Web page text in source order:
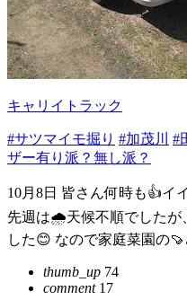
キャリイトラック
#サツマイモ掘り #加茂川 #
ザー有り派？無し派？
10月8日 皆さん何時も👍イ
先週は🌧️天候不順でした
した😊 なので家庭菜園の🍠
thumb_up 74
comment17